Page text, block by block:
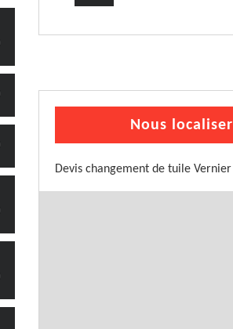
Nous localiser
Devis changement de tuile Vernier